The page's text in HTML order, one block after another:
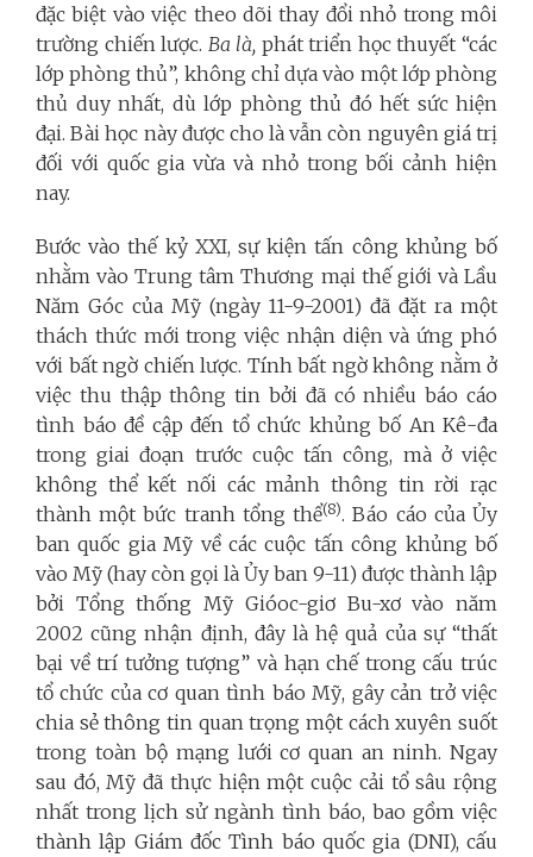
đặc biệt vào việc theo dõi thay đổi nhỏ trong môi
trường chiến lược. Ba là, phát triển học thuyết “các
lớp phòng thủ”, không chỉ dựa vào một lớp phòng
thủ duy nhất, dù lớp phòng thủ đó hết sức hiện
đại. Bài học này được cho là vẫn còn nguyên giá trị
đối với quốc gia vừa và nhỏ trong bối cảnh hiện
nay.
Bước vào thế kỷ XXI, sự kiện tấn công khủng bố
nhằm vào Trung tâm Thương mại thế giới và Lầu
Năm Góc của Mỹ (ngày 11-9-2001) đã đặt ra một
thách thức mới trong việc nhận diện và ứng phó
với bất ngờ chiến lược. Tính bất ngờ không nằm ở
việc thu thập thông tin bởi đã có nhiều báo cáo
tình báo đề cập đến tổ chức khủng bố An Kê-đa
trong giai đoạn trước cuộc tấn công, mà ở việc
không thể kết nối các mảnh thông tin rời rạc
thành một bức tranh tổng thể(8). Báo cáo của Ủy
ban quốc gia Mỹ về các cuộc tấn công khủng bố
vào Mỹ (hay còn gọi là Ủy ban 9-11) được thành lập
bởi Tổng thống Mỹ Gióoc-giơ Bu-xơ vào năm
2002 cũng nhận định, đây là hệ quả của sự “thất
bại về trí tưởng tượng” và hạn chế trong cấu trúc
tổ chức của cơ quan tình báo Mỹ, gây cản trở việc
chia sẻ thông tin quan trọng một cách xuyên suốt
trong toàn bộ mạng lưới cơ quan an ninh. Ngay
sau đó, Mỹ đã thực hiện một cuộc cải tổ sâu rộng
nhất trong lịch sử ngành tình báo, bao gồm việc
thành lập Giám đốc Tình báo quốc gia (DNI), cấu